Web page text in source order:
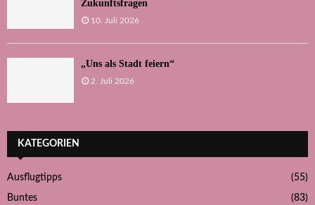
Zukunftsfragen
10. Juli 2026
„Uns als Stadt feiern“
2. Juli 2026
KATEGORIEN
Ausflugtipps (55)
Buntes (83)